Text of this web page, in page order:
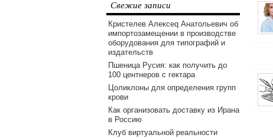
Свежие записи
Кристелев Алексеq Анатольевич об
импортозамещении в производстве
оборудования для типографий и
издательств
Пшеница Русия: как получить до
100 центнеров с гектара
Цоликлоны для определения групп
крови
Как организовать доставку из Ирана
в Россию
Клуб виртуальной реальности